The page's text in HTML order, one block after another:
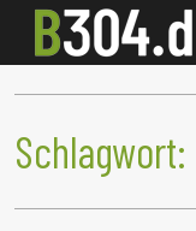
Schlagwort: